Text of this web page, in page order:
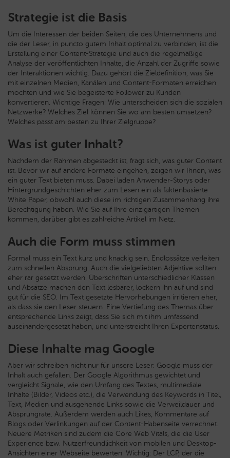
Strategie ist die Basis
Um die Interessen der beiden Seiten, die des Unternehmens und
die der Leser, in puncto gutem Inhalt optimal zu verbinden, ist die
Erstellung einer Content-Strategie und auch die regelmäßige
Analyse der veröffentlichten Inhalte, die Anzahl der Zugriffe sowie
der Interaktionen wichtig. Dazu gehört die Zieldefinition, was Sie
mit einzelnen Medien, Kanälen und Content-Formaten erreichen
möchten und wie Sie begeisterte Follower zu Kunden
konvertieren. Wichtige Fragen: Wie unterscheiden sich die sozialen
Netzwerke? Welches Ziel können Sie wo am besten umsetzen?
Welches passt am besten zu Ihrer Zielgruppe?
Was ist guter Inhalt?
Nachdem der Rahmen abgesteckt ist, fragt sich, was guter Content
ist. Bevor wir auf andere Formate eingehen, zeigen wir Ihnen, was
ein guter Text bieten muss. Dabei laden Anwender-Storys oder
Hintergrundgeschichten eher zum Lesen ein als faktenbasierte
White Paper, obwohl auch diese im richtigen Zusammenhang ihre
Berechtigung haben. Wie Sie auf Ihre einzigartigen Themen
kommen, darüber gibt es zahlreiche Artikel im Netz.
Auch die Form muss stimmen
Formal muss ein Text kurz und knackig sein. Endlossätze verleiten
zum schnellen Absprung. Auch die vielgeliebten Adjektive sollten
eher rar gesetzt werden. Überschriften unterschiedlicher Klassen
und Absätze machen den Text lesbarer, lockern ihn auf und sind
gut für die SEO. Im Text gesetzte Hervorhebungen irritieren eher,
als dass sie den Leser steuern. Eine Vertiefung des Themas über
entsprechende Links zeigt, dass Sie sich mit ihm umfassend
auseinandergesetzt haben, und unterstreicht Ihren Expertenstatus.
Diese Inhalte mag Google
Aber wir schreiben nicht nur für unsere Leser: Google muss der
Inhalt auch gefallen. Der Google Algorithmus gewichtet und
vergleicht Signale, wie den Umfang des Textes, multimediale
Inhalte (Bilder, Videos etc.), die Verwendung des Keywords in Titel,
Text, Medien und ausgehende Links sowie die Verweildauer und
Absprungrate. Außerdem werden auch Likes, Kommentare auf
Blogs oder Verlinkungen auf der Content-Habenseite verrechnet.
Neuere Metriken sind zudem die Core Web Vitals, die die User
Experience bzw. Nutzerfreundlichkeit von mobilen und Desktop-
Ansichten einer Webseite bewerten. Wichtig: Der LCP, der die